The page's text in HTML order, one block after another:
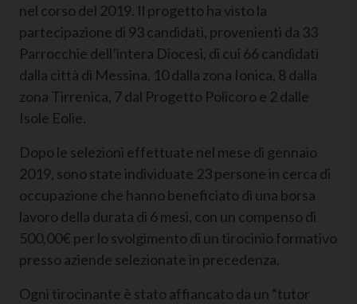
nel corso del 2019. Il progetto ha visto la
partecipazione di 93 candidati, provenienti da 33
Parrocchie dell’intera Diocesi, di cui 66 candidati
dalla città di Messina, 10 dalla zona Ionica, 8 dalla
zona Tirrenica, 7 dal Progetto Policoro e 2 dalle
Isole Eolie.
Dopo le selezioni effettuate nel mese di gennaio
2019, sono state individuate 23 persone in cerca di
occupazione che hanno beneficiato di una borsa
lavoro della durata di 6 mesi, con un compenso di
500,00€ per lo svolgimento di un tirocinio formativo
presso aziende selezionate in precedenza.
Ogni tirocinante è stato affiancato da un “tutor